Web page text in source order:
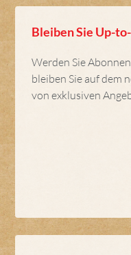
Bleiben Sie Up-
Werden Sie
bleiben Sie auf dem
von exklusiven